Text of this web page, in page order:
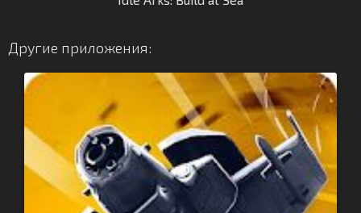
Другие приложения: